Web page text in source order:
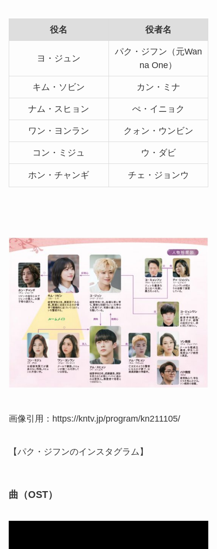
役名 役者名
ヨ・ジュン
パク・ジフン（元Wan
na One）
キム・ソビン カン・ミナ
ナム・スヒョン ぺ・イニョク
ワン・ヨンラン クォン・ウンビン
コン・ミジュ ウ・ダビ
ホン・チャンギ チェ・ジョンウ
画像引用：https://kntv.jp/program/kn211105/
【パク・ジフンのインスタグラム】
曲（OST）